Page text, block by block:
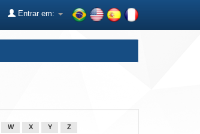
Entrar em:
W X Y Z